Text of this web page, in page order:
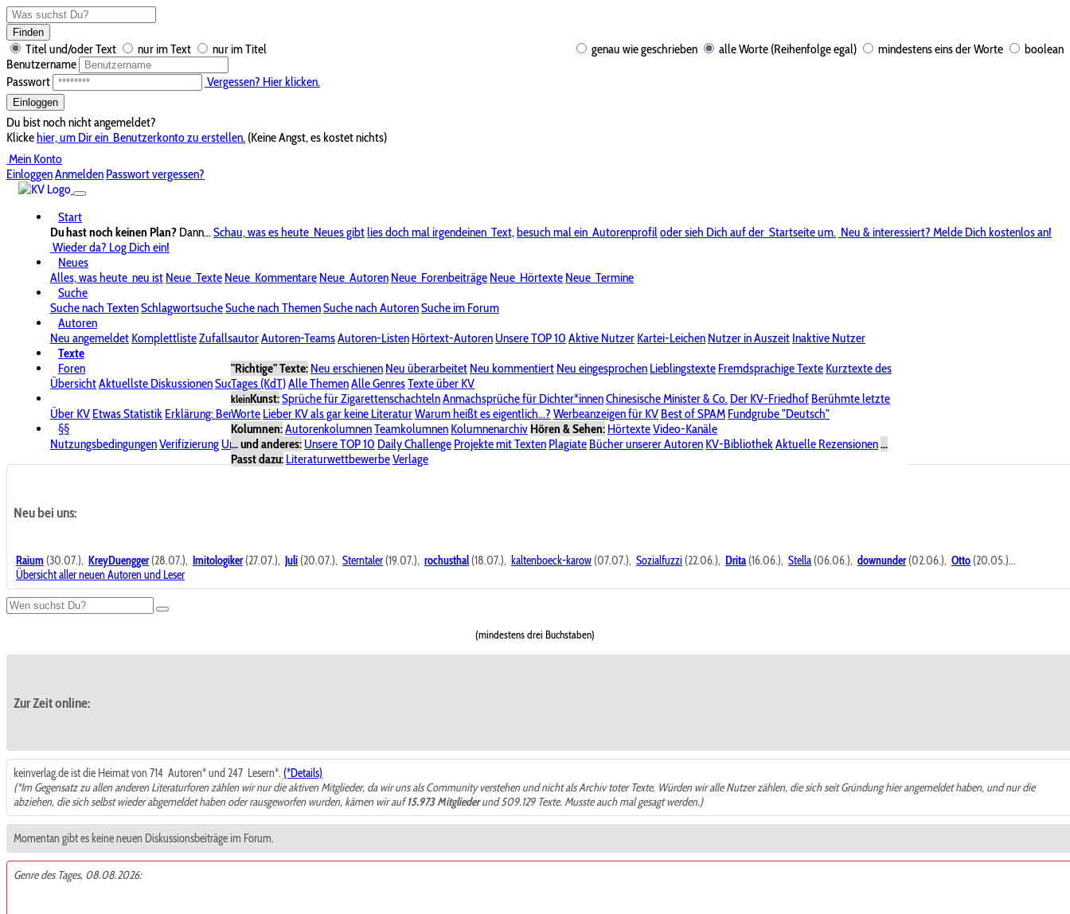
Finden
genau wie geschrieben alle Worte (Reihenfolge egal) mindestens eins der Worte boolean
Titel und/oder Text nur im Text
nur im Titel
Benutzername
Passwort
Vergessen? Hier klicken.
Einloggen
Du bist noch nicht angemeldet?
Klickehier, um Dir ein Benutzerkonto zu erstellen. (Keine Angst, es kostet nichts)
Mein Konto
EinloggenAnmelden Passwort vergessen?
Start
Du hast noch keinen Plan? Dann...Schau, was es heute Neues gibtlies doch mal irgendeinen Text,besuch mal ein Autorenprofiloder sieh Dich auf der Startseite um. Neu & interessiert? Melde Dich kostenlos an!
Wieder da? Log Dich ein!
Neues
Alles, was heute neu ist Neue Texte Neue Kommentare Neue Autoren Neue Forenbeiträge Neue Hörtexte Neue Termine
Suche
Suche nach TextenSchlagwortsucheSuche nach ThemenSuche nach AutorenSuche im Forum
Autoren
Neu angemeldet KomplettlisteZufallsautorAutoren-TeamsAutoren-Listen Hörtext-Autoren Unsere TOP 10 Aktive Nutzer Kartei-Leichen Nutzer in Auszeit Inaktive Nutzer
Texte
"Richtige" Texte: Neu erschienen Neu überarbeitet Neu kommentiert Neu eingesprochen Lieblingstexte Fremdsprachige Texte Kurztexte des
Tages (KdT)Alle ThemenAlle GenresTexte über KV
kleinKunst:Sprüche für ZigarettenschachtelnAnmachsprüche für Dichter*innenChinesische Minister & Co. Der KV-Friedhof Berühmte letzte
Worte Lieber KV als gar keine LiteraturWarum heißt es eigentlich...? Werbeanzeigen für KV Best of SPAM Fundgrube "Deutsch"
Kolumnen:AutorenkolumnenTeamkolumnen Kolumnenarchiv Hören & Sehen: HörtexteVideo-Kanäle
... und anderes: Unsere TOP 10 Daily Challenge Projekte mit Texten Plagiate Bücher unserer Autoren KV-BibliothekAktuelle Rezensionen...
Passt dazu: LiteraturwettbewerbeVerlage
Foren
ÜbersichtAktuellste DiskussionenSuche im ForumBereich "KV-Board"Bereich "Literatur & Schreiberei"
Über KV Etwas Statistik Erklärung: BenutzersymboleSpende für KV Unsere SpenderlisteAlle Wege führen zu KVPasswort vergessen?
§§
NutzungsbedingungenVerifizierung UrheberrechtAvatare & BilderStalkingDatenschutzerklärungImpressum
Neu bei uns:
Raium (30.07.), KreyDuengger(28.07.), Imitologiker(27.07.), Juli (20.07.), Sterntaler (19.07.), rochusthal (18.07.), kaltenboeck-karow (07.07.), Sozialfuzzi (22.06.), Drita (16.06.), Stella (06.06.), downunder(02.06.), Otto (20.05.)...
Übersicht aller neuen Autoren und Leser
(mindestens drei Buchstaben)
Zur Zeit online:
keinverlag.de ist die Heimat von 714 Autoren* und 247 Lesern*. (*Details)
(*Im Gegensatz zu allen anderen Literaturforen zählen wir nur die aktiven Mitglieder, da wir uns als Community verstehen und nicht als Archiv toter Texte. Würden wir alle Nutzer zählen, die sich seit Gründung hier angemeldet haben, und nur die
abziehen, die sich selbst wieder abgemeldet haben oder rausgeworfen wurden, kämen wir auf15.973 Mitgliederund 509.129 Texte. Musste auch mal gesagt werden.)
Momentan gibt es keine neuen Diskussionsbeiträge im Forum.
Genre des Tages, 08.08.2026: